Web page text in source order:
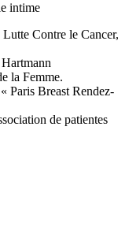
intime
Contre le Cancer,
la Femme.
Paris Breast Rendez-
de patientes